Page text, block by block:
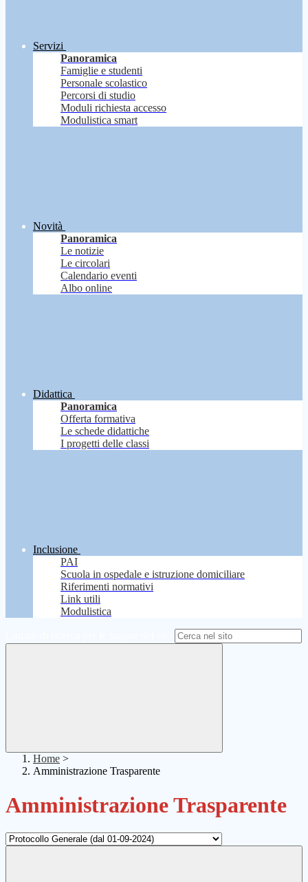
Servizi
Panoramica
Famiglie e studenti
Personale scolastico
Percorsi di studio
Moduli richiesta accesso
Modulistica smart
Novità
Panoramica
Le notizie
Le circolari
Calendario eventi
Albo online
Didattica
Panoramica
Offerta formativa
Le schede didattiche
I progetti delle classi
Inclusione
PAI
Scuola in ospedale e istruzione domiciliare
Riferimenti normativi
Link utili
Modulistica
Home >
Amministrazione Trasparente
Amministrazione Trasparente